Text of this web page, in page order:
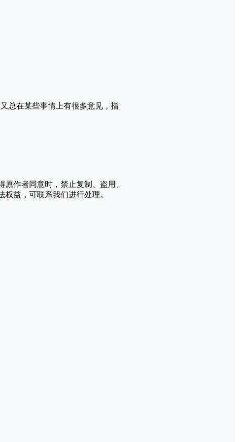
总在某些事情上有很多意见，指
作者同意时，禁止复制、盗用、
益，可联系我们进行处理。